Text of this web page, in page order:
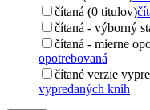
čítaná (0 titulov)
čítaná - výborný
čítaná - mierne
opotrebovaná
čítané verzie
vypredaných kníh